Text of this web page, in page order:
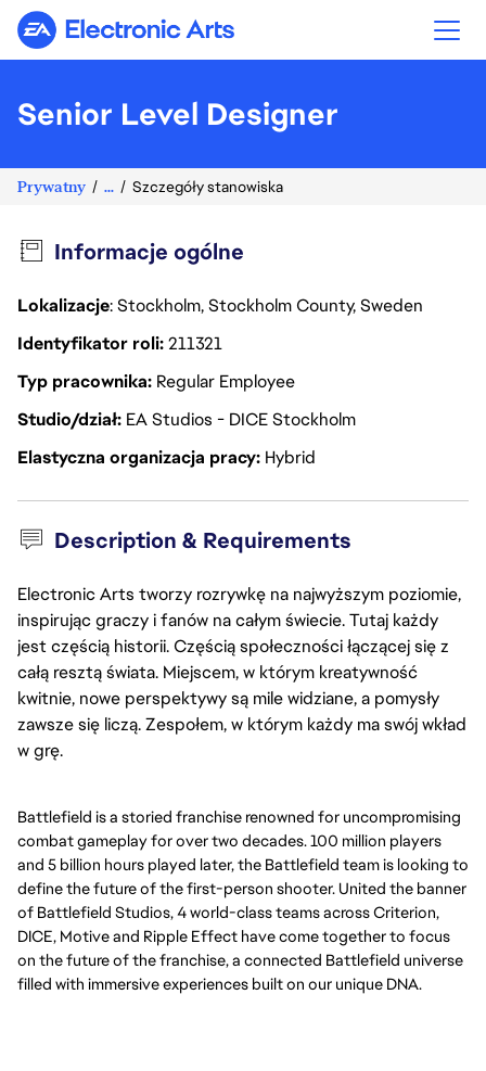
Electronic Arts
Senior Level Designer
Prywatny ... Szczegóły stanowiska
Informacje ogólne
Lokalizacje: Stockholm, Stockholm County, Sweden
Identyfikator roli211321
Typ pracownika Regular Employee
Studio/dział EA Studios - DICE Stockholm
Elastyczna organizacja pracy Hybrid
Description & Requirements
Electronic Arts tworzy rozrywkę na najwyższym poziomie,
inspirując graczy i fanów na całym świecie. Tutaj każdy
jest częścią historii. Częścią społeczności łączącej się z
całą resztą świata. Miejscem, w którym kreatywność
kwitnie, nowe perspektywy są mile widziane, a pomysły
zawsze się liczą. Zespołem, w którym każdy ma swój wkład
w grę.
Battlefield is a storied franchise renowned for uncompromising
combat gameplay for over two decades. 100 million players
and 5 billion hours played later, the Battlefield team is looking to
define the future of the first-person shooter. United the banner
of Battlefield Studios, 4 world-class teams across Criterion,
DICE, Motive and Ripple Effect have come together to focus
on the future of the franchise, a connected Battlefield universe
filled with immersive experiences built on our unique DNA.